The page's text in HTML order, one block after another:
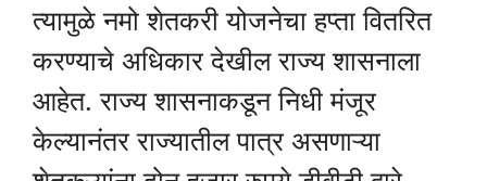
त्यामुळे नमो शेतकरी योजनेचा हप्ता वितरित
करण्याचे अधिकार देखील राज्य शासनाला
आहेत. राज्य शासनाकडून निधी मंजूर
केल्यानंतर राज्यातील पात्र असणाऱ्या